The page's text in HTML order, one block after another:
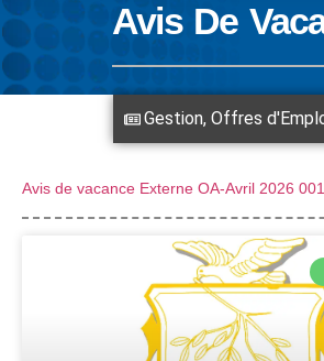
Avis De
Gestion, Offres
Avis de vacance Externe OA-Avril 2026 001